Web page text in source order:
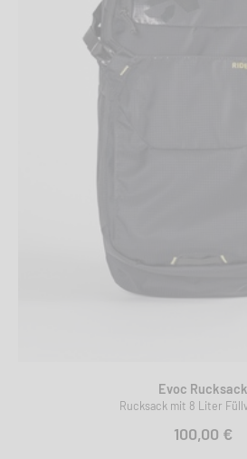
Evoc Rucksack
Rucksack mit 8 Liter
100,00 €